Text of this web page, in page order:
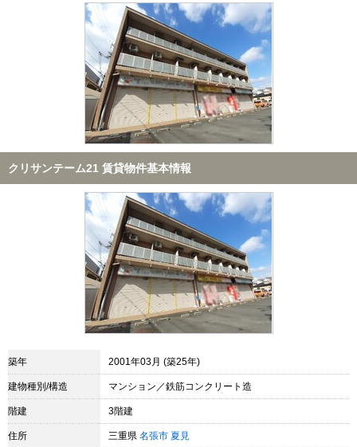
クリサンテーム21 賃貸物件基本情報
築年 2001年03月 (築25年)
建物種別/構造 マンション／鉄筋コンクリート造
階建 3階建
住所 三重県 名張市 夏見